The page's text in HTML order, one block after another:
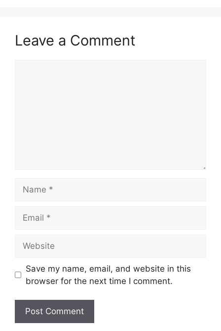
Leave a Comment
Save my name, email, and website in this
browser for the next time I comment.